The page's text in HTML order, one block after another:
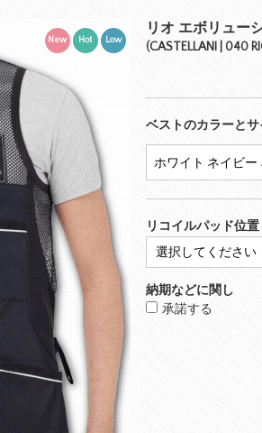
New Hot Low
リオ エボリュー
(CASTELLANI | 040
ベストのカラーとサ
リコイルパッド位
納期などに関し
承諾する